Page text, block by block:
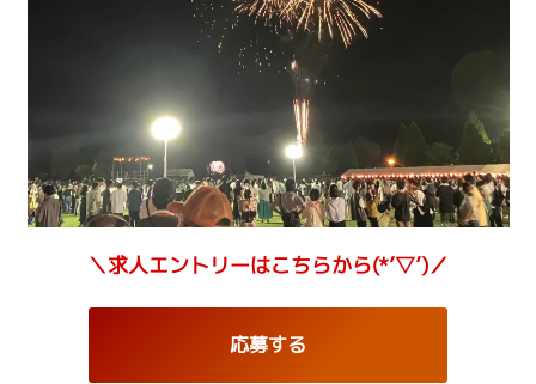
＼求人エントリーはこちらから(*’▽’)／
応募する